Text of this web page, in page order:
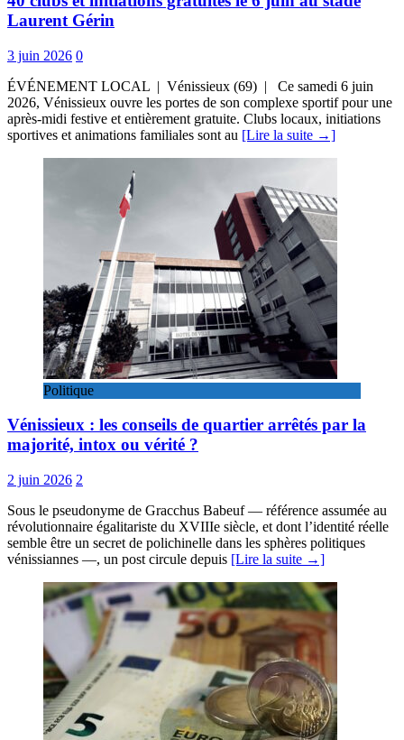
Laurent Gérin
3 juin 2026 0
ÉVÉNEMENT LOCAL | Vénissieux (69) | Ce samedi 6 juin
2026, Vénissieux ouvre les portes de son complexe sportif pour une
après-midi festive et entièrement gratuite. Clubs locaux, initiations
sportives et animations familiales sont au [Lire la suite →]
Politique
Vénissieux : les conseils de quartier arrêtés par la
majorité, intox ou vérité ?
2 juin 2026 2
Sous le pseudonyme de Gracchus Babeuf — référence assumée au
révolutionnaire égalitariste du XVIIIe siècle, et dont l’identité réelle
semble être un secret de polichinelle dans les sphères politiques
vénissiannes —, un post circule depuis [Lire la suite →]